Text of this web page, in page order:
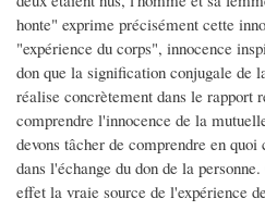
honte" exprime précisément cette
"expérience du corps", innocence
don que la signification conjugale de
réalise concrètement dans le rapport
comprendre l'innocence de la
devons tâcher de comprendre en
dans l'échange du don de la
effet la vraie source de l'expérience